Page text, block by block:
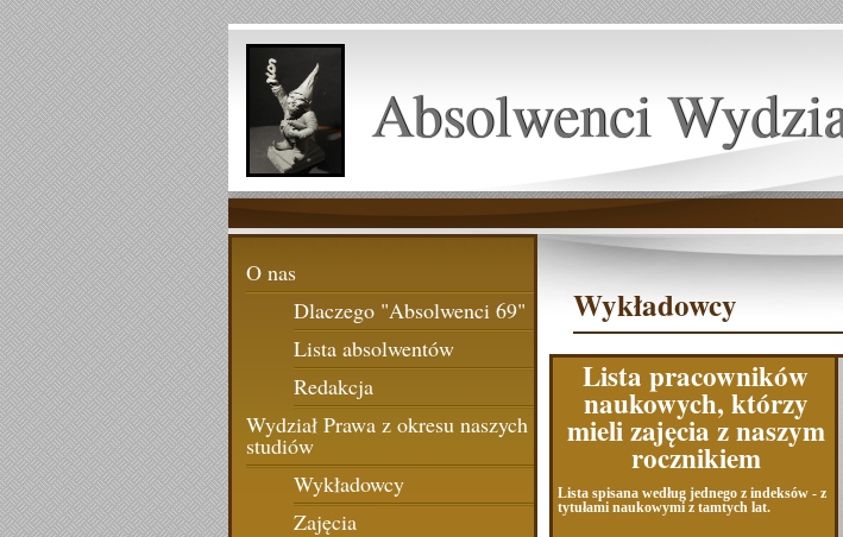
Absolwenci
O nas
Dlaczego "Absolwenci 69"
Lista absolwentów
Redakcja
Wydział Prawa z okresu naszych
studiów
Wykładowcy
Zajęcia
Wykładowcy
Lista pracowników
naukowych, którzy
mieli zajęcia z naszym
rocznikiem
Lista spisana według jednego z indeksów - z
tytułami naukowymi z tamtych lat.